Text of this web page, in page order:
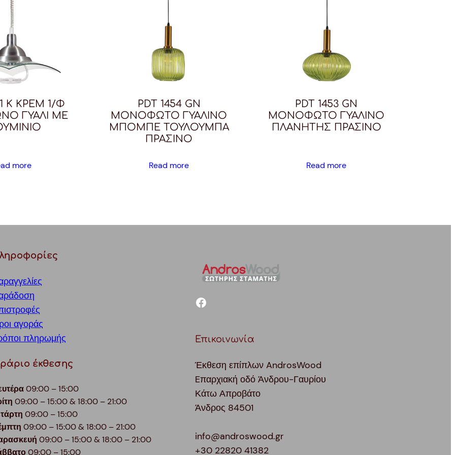
K ΚΡΕΜ 1/Φ
ΓΥΑΛΙ ΜΕ
more
PDT 1454 GN
ΜΟΝΟΦΩΤΟ ΓΥΑΛΙΝΟ
ΜΠΟΜΠΕ ΤΟΥΛΟΥΜΠΑ
ΠΡΑΣΙΝΟ
Read more
PDT 1453 GN
ΜΟΝΟΦΩΤΟ ΓΥΑΛΙΝΟ
ΠΛΑΝΗΤΗΣ ΠΡΑΣΙΝΟ
Read more
αγοράς
πληρωμής
έκθεσης
09:00 – 15:00
09:00 – 15:00 & 18:00 – 21:00
09:00 – 15:00
09:00 – 15:00 & 18:00 – 21:00
09:00 – 15:00 & 18:00 – 21:00
09:00 – 15:00
facebook
Επικοινωνία
Έκθεση επίπλων AndrosWood
Eπαρχιακή οδό Άνδρου-Γαυρίου
Κάτω Απροβάτο
Άνδρος 84501
info@androswood.gr
+30 22820 41382